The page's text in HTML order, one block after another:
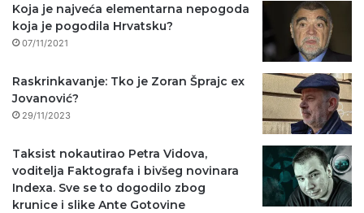
Koja je najveća elementarna nepogoda
koja je pogodila Hrvatsku?
07/11/2021
Raskrinkavanje: Tko je Zoran Šprajc ex
Jovanović?
29/11/2023
Taksist nokautirao Petra Vidova,
voditelja Faktografa i bivšeg novinara
Indexa. Sve se to dogodilo zbog
krunice i slike Ante Gotovine